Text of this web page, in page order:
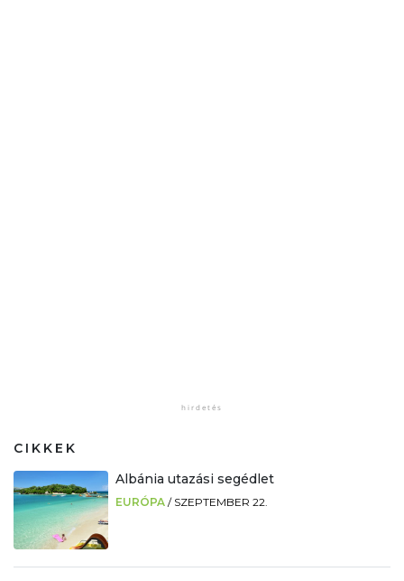
CIKKEK
Albánia utazási segédlet
EURÓPA / SZEPTEMBER 22.